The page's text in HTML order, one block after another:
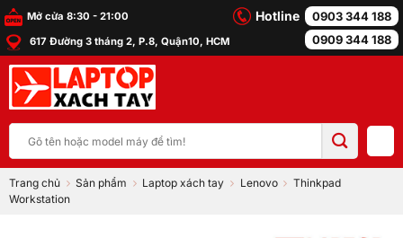
Bỏ
qua
nội
dung
Mở cửa 8:30 - 21:00
617 Đường 3 tháng 2, P.8, Quận10, HCM
Hotline
0903 344 188
0909 344 188
kiếm:
Trang chủ Sản phẩm Laptop xách tay Lenovo
Thinkpad
Workstation